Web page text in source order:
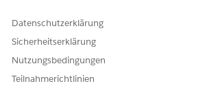
Erstellen von Programmkohorten
Datenschutzerklärung
Sicherheitserklärung
Nutzungsbedingungen
Teilnahmerichtlinien